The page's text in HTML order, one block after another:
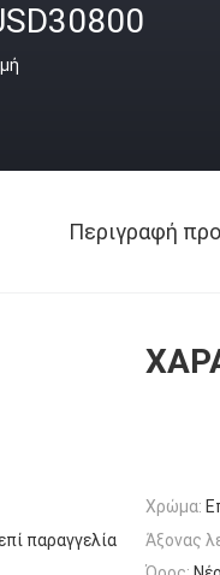
Περιγραφή
Χρώμα:
παραγγελία Άξονας